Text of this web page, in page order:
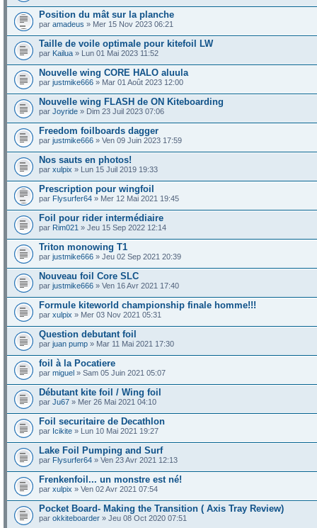
Position du mât sur la planche
par amadeus » Mer 15 Nov 2023 06:21
Taille de voile optimale pour kitefoil LW
par Kailua » Lun 01 Mai 2023 11:52
Nouvelle wing CORE HALO aluula
par justmike666 » Mar 01 Août 2023 12:00
Nouvelle wing FLASH de ON Kiteboarding
par Joyride » Dim 23 Juil 2023 07:06
Freedom foilboards dagger
par justmike666 » Ven 09 Juin 2023 17:59
Nos sauts en photos!
par xulpix » Lun 15 Juil 2019 19:33
Prescription pour wingfoil
par Flysurfer64 » Mer 12 Mai 2021 19:45
Foil pour rider intermédiaire
par Rim021 » Jeu 15 Sep 2022 12:14
Triton monowing T1
par justmike666 » Jeu 02 Sep 2021 20:39
Nouveau foil Core SLC
par justmike666 » Ven 16 Avr 2021 17:40
Formule kiteworld championship finale homme!!!
par xulpix » Mer 03 Nov 2021 05:31
Question debutant foil
par juan pump » Mar 11 Mai 2021 17:30
foil à la Pocatiere
par miguel » Sam 05 Juin 2021 05:07
Débutant kite foil / Wing foil
par Ju67 » Mer 26 Mai 2021 04:10
Foil securitaire de Decathlon
par Icikite » Lun 10 Mai 2021 19:27
Lake Foil Pumping and Surf
par Flysurfer64 » Ven 23 Avr 2021 12:13
Frenkenfoil... un monstre est né!
par xulpix » Ven 02 Avr 2021 07:54
Pocket Board- Making the Transition ( Axis Tray Review)
par okkiteboarder » Jeu 08 Oct 2020 07:51